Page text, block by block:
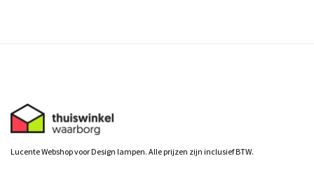
Lucente Webshop voor Design lampen. Alle prijzen zijn inclusief BTW.